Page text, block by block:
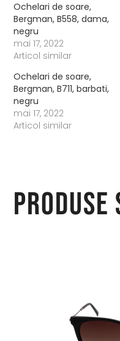
Ochelari de soare,
Bergman, B558, dama,
negru
mai 17, 2022
Articol similar
Ochelari de soare,
Bergman, B711, barbati,
negru
mai 17, 2022
Articol similar